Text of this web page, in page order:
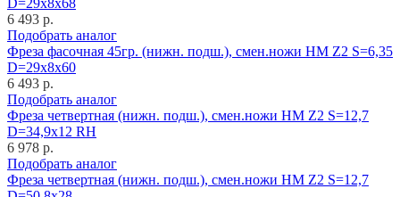
6 493 р.
Подобрать аналог
Фреза фасочная 45гр. (нижн. подш.), смен.ножи HM Z2 S=6,35
D=29x8x60
6 493 р.
Подобрать аналог
Фреза четвертная (нижн. подш.), смен.ножи HM Z2 S=12,7
D=34,9x12 RH
6 978 р.
Подобрать аналог
Фреза четвертная (нижн. подш.), смен.ножи HM Z2 S=12,7